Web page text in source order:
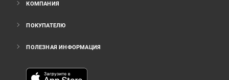
КОМПАНИЯ
ПОКУПАТЕЛЮ
ПОЛЕЗНАЯ ИНФОРМАЦИЯ